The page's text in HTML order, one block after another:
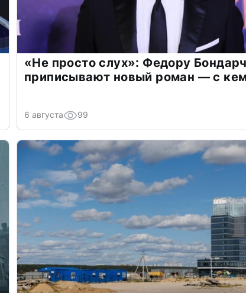
«Не просто слух»: Федору
приписывают новый роман — с
6 августа 99